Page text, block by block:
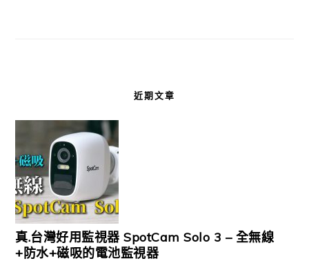
近期文章
真.台灣好用監視器 SpotCam Solo 3 – 全無線
+防水+磁吸的電池監視器